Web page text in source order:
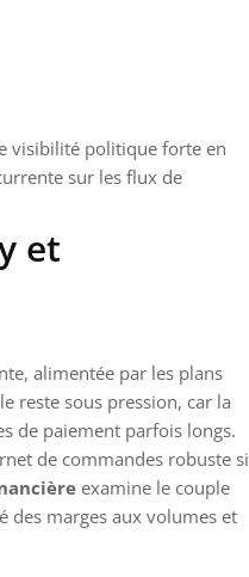
visibilité politique forte en
sur les flux de
et
alimentée par les plans
reste sous pression, car la
de paiement parfois longs.
de commandes robuste si
examine le couple
des marges aux volumes et